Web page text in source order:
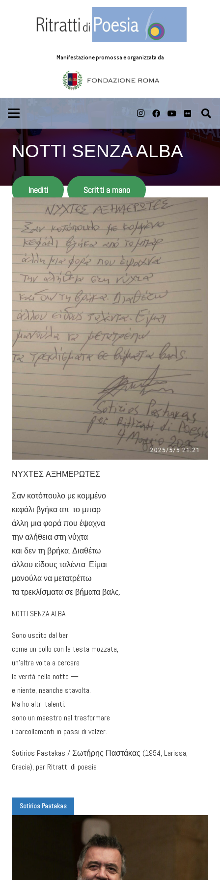
Manifestazione promossa e organizzata da
NOTTI SENZA ALBA
Inediti Scritti a mano
ΝΥΧΤΕΣ ΑΞΗΜΕΡΩΤΕΣ
Σαν κοτόπουλο με κομμένο
κεφάλι βγήκα απ’ το μπαρ
άλλη μια φορά που έψαχνα
την αλήθεια στη νύχτα
και δεν τη βρήκα. Διαθέτω
άλλου είδους ταλέντα. Είμαι
μανούλα να μετατρέπω
τα τρεκλίσματα σε βήματα βαλς.
NOTTI SENZA ALBA
Sono uscito dal bar
come un pollo con la testa mozzata,
un’altra volta a cercare
la verità nella notte —
e niente, neanche stavolta.
Ma ho altri talenti:
sono un maestro nel trasformare
i barcollamenti in passi di valzer.
Sotirios Pastakas / Σωτήρης Παστάκας (1954, Larissa,
Grecia), per Ritratti di poesia
Sotirios Pastakas